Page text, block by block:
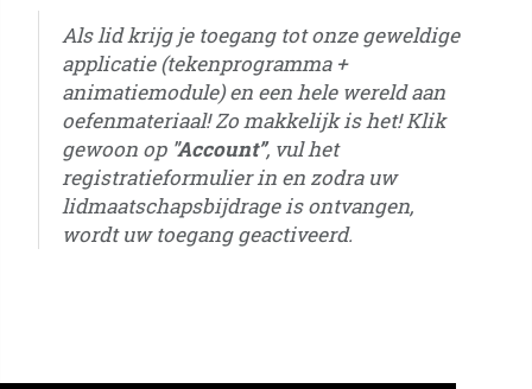
Als lid krijg je toegang tot onze geweldige
applicatie (tekenprogramma +
animatiemodule) en een hele wereld aan
oefenmateriaal! Zo makkelijk is het! Klik
gewoon op "Account”, vul het
registratieformulier in en zodra uw
lidmaatschapsbijdrage is ontvangen,
wordt uw toegang geactiveerd.